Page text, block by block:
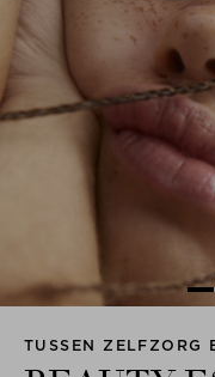
TUSSEN ZELFZORG